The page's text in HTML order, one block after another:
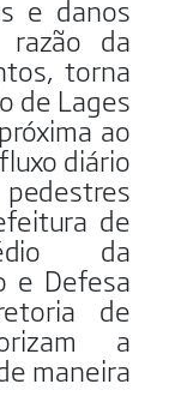
e danos
da
torna
de Lages
ao
diário
de
da
e Defesa
de
a
maneira